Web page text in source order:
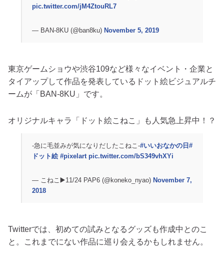
pic.twitter.com/jM4ZtouRL7
— BAN-8KU (@ban8ku) November 5, 2019
東京ゲームショウや渋谷109など様々なイベント・企業と
タイアップして作品を発表しているドット絵ビジュアルチ
ームが「BAN-8KU」です。
オリジナルキャラ「ドット絵こねこ」も人気急上昇中！？
-急に毛並みが気になりだしたこねこ-#いいおなかの日 #
ドット絵 #pixelart pic.twitter.com/bS349vhXYi
— こねこ▶️11/24 PAP6 (@koneko_nyao) November 7,
2018
Twitterでは、初めての試みとなるグッズも作成中とのこ
と。これまでにない作品に巡り会えるかもしれません。